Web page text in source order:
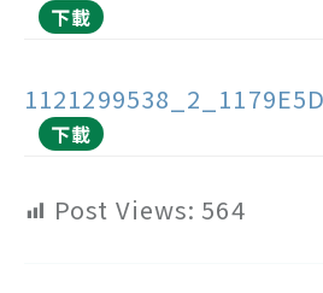
下載
下載
Post Views: 564